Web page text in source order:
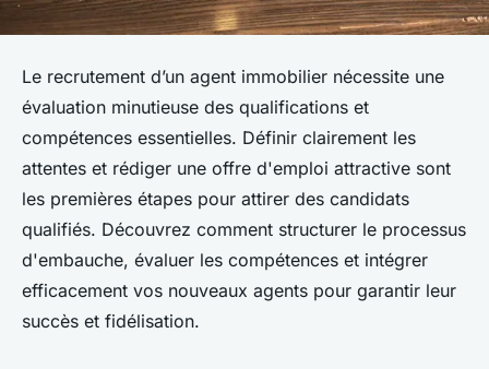
Le recrutement d’un agent immobilier nécessite une
évaluation minutieuse des qualifications et
compétences essentielles. Définir clairement les
attentes et rédiger une offre d'emploi attractive sont
les premières étapes pour attirer des candidats
qualifiés. Découvrez comment structurer le processus
d'embauche, évaluer les compétences et intégrer
efficacement vos nouveaux agents pour garantir leur
succès et fidélisation.